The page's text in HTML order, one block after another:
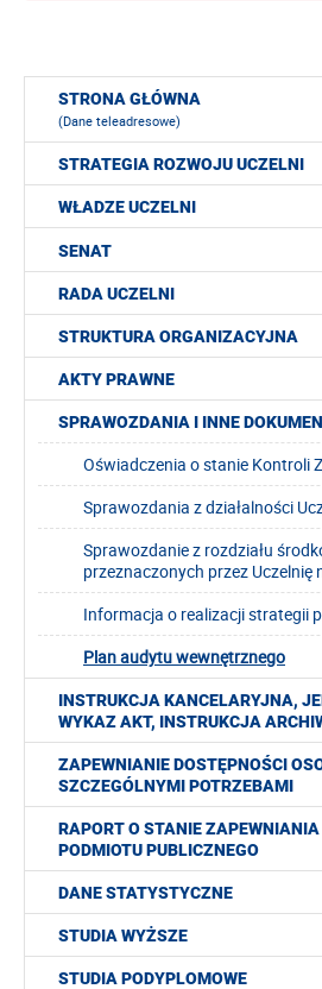
STRONA GŁÓWNA
(Dane teleadresowe)
STRATEGIA ROZWOJU UCZELNI
WŁADZE UCZELNI
SENAT
RADA UCZELNI
STRUKTURA ORGANIZACYJNA
AKTY PRAWNE
SPRAWOZDANIA I INNE
Oświadczenia o stanie Kontroli
Sprawozdania z działalności
Sprawozdanie z rozdziału
przeznaczonych przez Uczelnię
Informacja o realizacji strategii
Plan audytu wewnętrznego
INSTRUKCJA KANCELARYJNA,
WYKAZ AKT, INSTRUKCJA
ZAPEWNIANIE DOSTĘPNOŚCI
SZCZEGÓLNYMI POTRZEBAMI
RAPORT O STANIE
PODMIOTU PUBLICZNEGO
DANE STATYSTYCZNE
STUDIA WYŻSZE
STUDIA PODYPLOMOWE